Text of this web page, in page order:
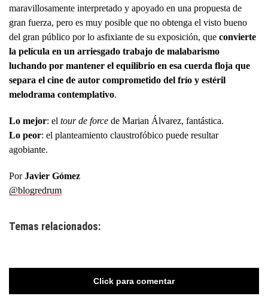
maravillosamente interpretado y apoyado en una propuesta de
gran fuerza, pero es muy posible que no obtenga el visto bueno
del gran público por lo asfixiante de su exposición, que convierte
la película en un arriesgado trabajo de malabarismo
luchando por mantener el equilibrio en esa cuerda floja que
separa el cine de autor comprometido del frío y estéril
melodrama contemplativo.
Lo mejor: el tour de force de Marian Álvarez, fantástica.
Lo peor: el planteamiento claustrofóbico puede resultar
agobiante.
PorJavier Gómez
@blogredrum
Temas relacionados:
Click para comentar